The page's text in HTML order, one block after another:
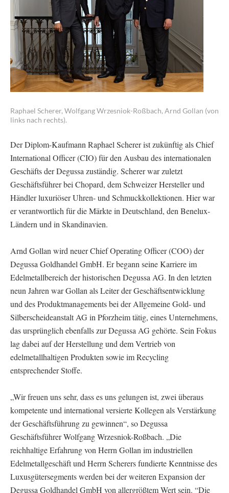
Raphael Scherer, Wolfgang Wrzesniok-Roßbach, Arnd Gollan (von
links nach rechts).
Der Diplom-Kaufmann Raphael Scherer ist zukünftig als Chief
International Officer (CIO) für den Ausbau des internationalen
Geschäfts der Degussa zuständig. Scherer war zuletzt
Geschäftsführer bei Chopard, dem Schweizer Hersteller und
Händler luxuriöser Uhren- und Schmuckkollektionen. Hier war
er verantwortlich für die Märkte in Deutschland, den Benelux-
Ländern und in Skandinavien.
Arnd Gollan wird neuer Chief Operating Officer (COO) der
Degussa Goldhandel GmbH. Er begann seine Karriere im
Edelmetallbereich der historischen Degussa AG. In den letzten
neun Jahren war Gollan als Leiter der Geschäftsentwicklung
und des Produktmanagements bei der Allgemeine Gold- und
Silberscheideanstalt AG in Pforzheim tätig, eines Unternehmens,
das ursprünglich ebenfalls zur Degussa AG gehörte. Sein Fokus
lag dabei auf der Herstellung und dem Vertrieb von
edelmetallhaltigen Produkten sowie im Recycling
entsprechender Stoffe.
„Wir freuen uns sehr, dass es uns gelungen ist, zwei überaus
kompetente und international versierte Kollegen als Verstärkung
der Geschäftsführung zu gewinnen“, so Degussa
Geschäftsführer Wolfgang Wrzesniok-Roßbach. „Die
reichhaltige Erfahrung von Herrn Gollan im industriellen
Edelmetallgeschäft und Herrn Scherers fundierte Kenntnisse des
Luxusgütersegments werden bei der weiteren Expansion der
Degussa Goldhandel GmbH von allergrößtem Wert sein. “Die